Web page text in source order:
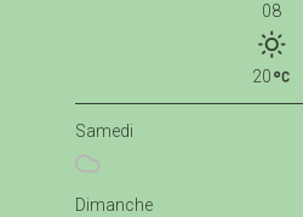
08
20
Samedi
Dimanche